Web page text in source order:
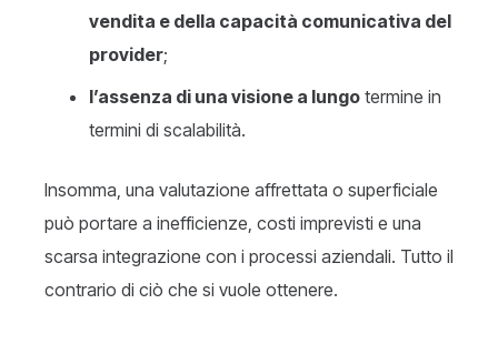
vendita e della capacità comunicativa del
provider;
l’assenza di una visione a lungo termine in
termini di scalabilità.
Insomma, una valutazione affrettata o superficiale
può portare a inefficienze, costi imprevisti e una
scarsa integrazione con i processi aziendali. Tutto il
contrario di ciò che si vuole ottenere.